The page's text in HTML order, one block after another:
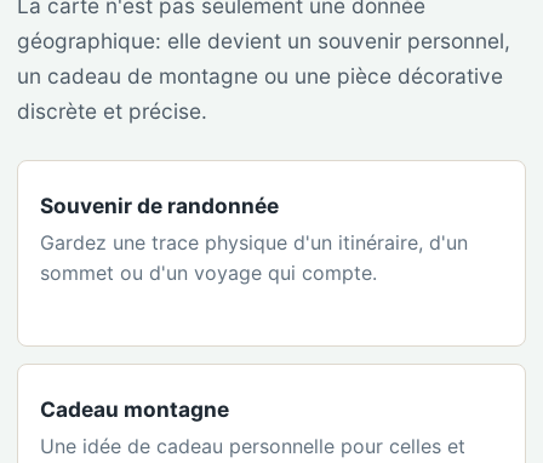
La carte n'est pas seulement une donnée
géographique: elle devient un souvenir personnel,
un cadeau de montagne ou une pièce décorative
discrète et précise.
Souvenir de randonnée
Gardez une trace physique d'un itinéraire, d'un
sommet ou d'un voyage qui compte.
Cadeau montagne
Une idée de cadeau personnelle pour celles et